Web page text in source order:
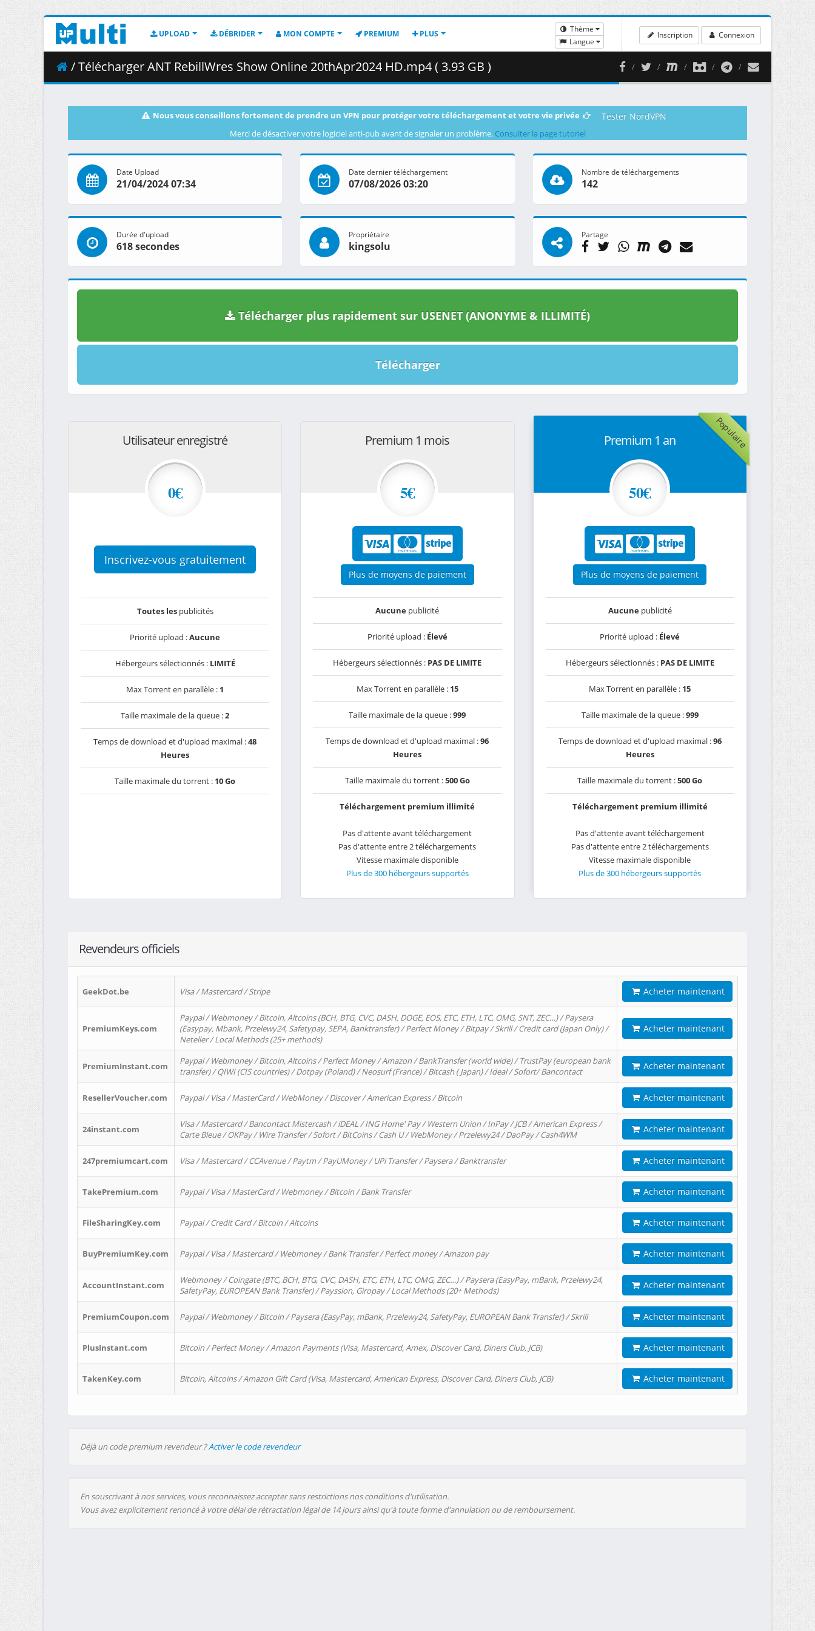
UPLOAD DÉBRIDER MON COMPTE PREMIUM PLUS
Thème
Langue
Inscription Connexion
/ Télécharger ANT RebillWres Show Online 20thApr2024 HD.mp4 ( 3.93 GB )
Nous vous conseillons fortement de prendre un VPN pour protéger votre téléchargement et votre vie privée Tester NordVPN
Merci de désactiver votre logiciel anti-pub avant de signaler un problème. Consulter la page tutoriel
Date Upload
21/04/2024 07:34
Date dernier téléchargement
07/08/2026 03:20
Nombre de téléchargements
142
Durée d'upload
618 secondes
Propriétaire
kingsolu
Partage
Télécharger plus rapidement sur USENET (ANONYME & ILLIMITÉ)
Télécharger
Utilisateur enregistré
0€
Inscrivez-vous gratuitement
Toutes lespublicités
Priorité upload :Aucune
Hébergeurs sélectionnés : LIMITÉ
Max Torrent en parallèle : 1
Taille maximale de la queue :2
Temps de download et d'upload maximal :48
Heures
Taille maximale du torrent : 10 Go
Premium 1 mois
5€
Plus de moyens de paiement
Aucune publicité
Priorité upload : Élevé
Hébergeurs sélectionnés : PAS DE LIMITE
Max Torrent en parallèle : 15
Taille maximale de la queue :999
Temps de download et d'upload maximal :96
Heures
Taille maximale du torrent :500 Go
Téléchargement premium illimité
Pas d'attente avant téléchargement
Pas d'attente entre 2 téléchargements
Vitesse maximale disponible
Plus de 300 hébergeurs supportés
Populaire
Premium 1 an
50€
Plus de moyens de paiement
Aucunepublicité
Priorité upload : Élevé
Hébergeurs sélectionnés : PAS DE LIMITE
Max Torrent en parallèle : 15
Taille maximale de la queue :999
Temps de download et d'upload maximal :96
Heures
Taille maximale du torrent :500 Go
Téléchargement premium illimité
Pas d'attente avant téléchargement
Pas d'attente entre 2 téléchargements
Vitesse maximale disponible
Plus de 300 hébergeurs supportés
Revendeurs officiels
GeekDot.be Visa / Mastercard / Stripe Acheter maintenant
PremiumKeys.com
Paypal / Webmoney / Bitcoin, Altcoins (BCH, BTG, CVC, DASH, DOGE, EOS, ETC, ETH, LTC, OMG, SNT, ZEC…) / Paysera
(Easypay, Mbank, Przelewy24, Safetypay, SEPA, Banktransfer) / Perfect Money / Bitpay / Skrill / Credit card (Japan Only) /
Neteller / Local Methods (25+ methods)
Acheter maintenant
PremiumInstant.com
Paypal / Webmoney / Bitcoin, Altcoins / Perfect Money / Amazon / BankTransfer (world wide) / TrustPay (european bank
transfer) / QIWI (CIS countries) / Dotpay (Poland) / Neosurf (France) / Bitcash ( Japan) / Ideal / Sofort/ Bancontact
Acheter maintenant
ResellerVoucher.com Paypal / Visa / MasterCard / WebMoney / Discover / American Express / Bitcoin Acheter maintenant
24instant.com
Visa / Mastercard / Bancontact Mistercash / iDEAL / ING Home' Pay / Western Union / InPay / JCB / American Express /
Carte Bleue / OKPay / Wire Transfer / Sofort / BitCoins / Cash U / WebMoney / Przelewy24 / DaoPay / Cash4WM
Acheter maintenant
247premiumcart.com Visa / Mastercard / CCAvenue / Paytm / PayUMoney / UPi Transfer / Paysera / Banktransfer Acheter maintenant
TakePremium.com Paypal / Visa / MasterCard / Webmoney / Bitcoin / Bank Transfer Acheter maintenant
FileSharingKey.com Paypal / Credit Card / Bitcoin / Altcoins Acheter maintenant
BuyPremiumKey.com Paypal / Visa / Mastercard / Webmoney / Bank Transfer / Perfect money / Amazon pay Acheter maintenant
AccountInstant.com
Webmoney / Coingate (BTC, BCH, BTG, CVC, DASH, ETC, ETH, LTC, OMG, ZEC…) / Paysera (EasyPay, mBank, Przelewy24,
SafetyPay, EUROPEAN Bank Transfer) / Payssion, Giropay / Local Methods (20+ Methods)
Acheter maintenant
PremiumCoupon.com Paypal / Webmoney / Bitcoin / Paysera (EasyPay, mBank, Przelewy24, SafetyPay, EUROPEAN Bank Transfer) / Skrill Acheter maintenant
PlusInstant.com Bitcoin / Perfect Money / Amazon Payments (Visa, Mastercard, Amex, Discover Card, Diners Club, JCB) Acheter maintenant
TakenKey.com Bitcoin, Altcoins / Amazon Gift Card (Visa, Mastercard, American Express, Discover Card, Diners Club, JCB) Acheter maintenant
Déjà un code premium revendeur ?Activer le code revendeur
En souscrivant à nos services, vous reconnaissez accepter sans restrictions nos conditions d'utilisation.
Vous avez explicitement renoncé à votre délai de rétractation légal de 14 jours ainsi qu'à toute forme d'annulation ou de remboursement.